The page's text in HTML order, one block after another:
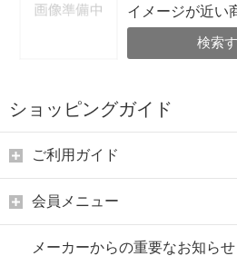
イメージが近い
検索
ショッピングガイド
ご利用ガイド
会員メニュー
メーカーからの重要なお知らせ